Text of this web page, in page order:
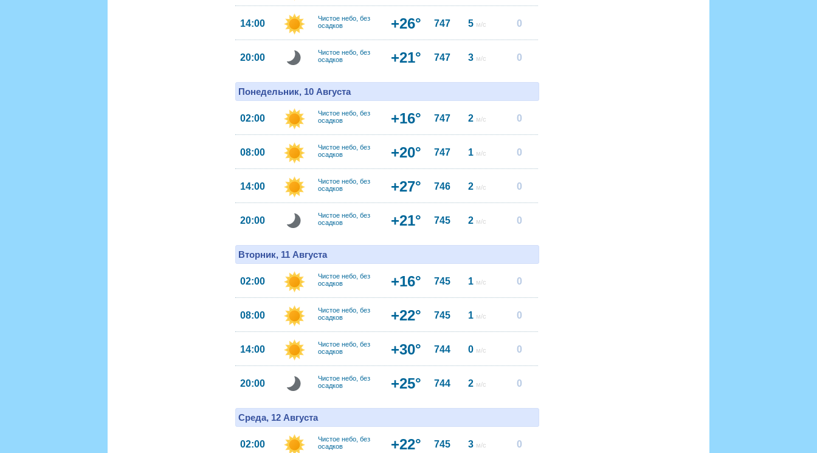
14:00
Чистое небо, без
осадков
+26° 747 5 м/с 0
20:00
Чистое небо, без
осадков
+21° 747 3 м/с 0
Понедельник, 10 Августа
02:00
Чистое небо, без
осадков
+16° 747 2 м/с 0
08:00
Чистое небо, без
осадков
+20° 747 1 м/с 0
14:00
Чистое небо, без
осадков
+27° 746 2 м/с 0
20:00
Чистое небо, без
осадков
+21° 745 2 м/с 0
Вторник, 11 Августа
02:00
Чистое небо, без
осадков
+16° 745 1 м/с 0
08:00
Чистое небо, без
осадков
+22° 745 1 м/с 0
14:00
Чистое небо, без
осадков
+30° 744 0 м/с 0
20:00
Чистое небо, без
осадков
+25° 744 2 м/с 0
Среда, 12 Августа
02:00
Чистое небо, без
осадков
+22° 745 3 м/с 0